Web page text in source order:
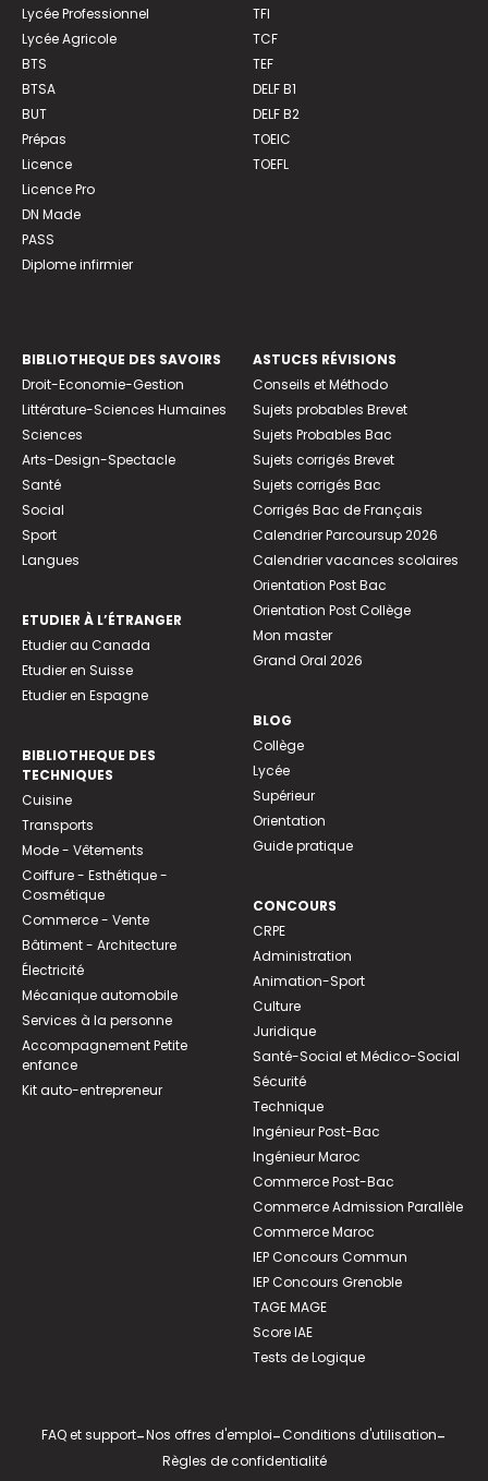
Lycée Professionnel
Lycée Agricole
BTS
BTSA
BUT
Prépas
Licence
Licence Pro
DN Made
PASS
Diplome infirmier
TFI
TCF
TEF
DELF B1
DELF B2
TOEIC
TOEFL
BIBLIOTHEQUE DES SAVOIRS
Droit-Economie-Gestion
Littérature-Sciences Humaines
Sciences
Arts-Design-Spectacle
Santé
Social
Sport
Langues
ETUDIER À L’ÉTRANGER
Etudier au Canada
Etudier en Suisse
Etudier en Espagne
BIBLIOTHEQUE DES
TECHNIQUES
Cuisine
Transports
Mode - Vêtements
Coiffure - Esthétique -
Cosmétique
Commerce - Vente
Bâtiment - Architecture
Électricité
Mécanique automobile
Services à la personne
Accompagnement Petite
enfance
Kit auto-entrepreneur
ASTUCES RÉVISIONS
Conseils et Méthodo
Sujets probables Brevet
Sujets Probables Bac
Sujets corrigés Brevet
Sujets corrigés Bac
Corrigés Bac de Français
Calendrier Parcoursup 2026
Calendrier vacances scolaires
Orientation Post Bac
Orientation Post Collège
Mon master
Grand Oral 2026
BLOG
Collège
Lycée
Supérieur
Orientation
Guide pratique
CONCOURS
CRPE
Administration
Animation-Sport
Culture
Juridique
Santé-Social et Médico-Social
Sécurité
Technique
Ingénieur Post-Bac
Ingénieur Maroc
Commerce Post-Bac
Commerce Admission Parallèle
Commerce Maroc
IEP Concours Commun
IEP Concours Grenoble
TAGE MAGE
Score IAE
Tests de Logique
FAQ et support-Nos offres d'emploi-Conditions d'utilisation-
Règles de confidentialité